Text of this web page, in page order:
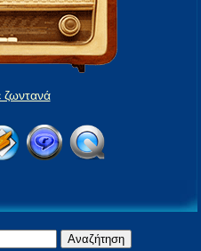
ζωντανά